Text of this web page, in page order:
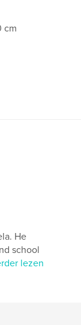
cm
He
school
lezen